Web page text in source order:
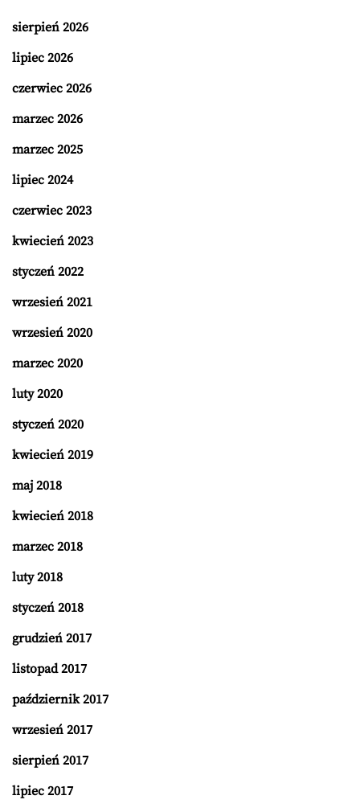
sierpień 2026
lipiec 2026
czerwiec 2026
marzec 2026
marzec 2025
lipiec 2024
czerwiec 2023
kwiecień 2023
styczeń 2022
wrzesień 2021
wrzesień 2020
marzec 2020
luty 2020
styczeń 2020
kwiecień 2019
maj 2018
kwiecień 2018
marzec 2018
luty 2018
styczeń 2018
grudzień 2017
listopad 2017
październik 2017
wrzesień 2017
sierpień 2017
lipiec 2017